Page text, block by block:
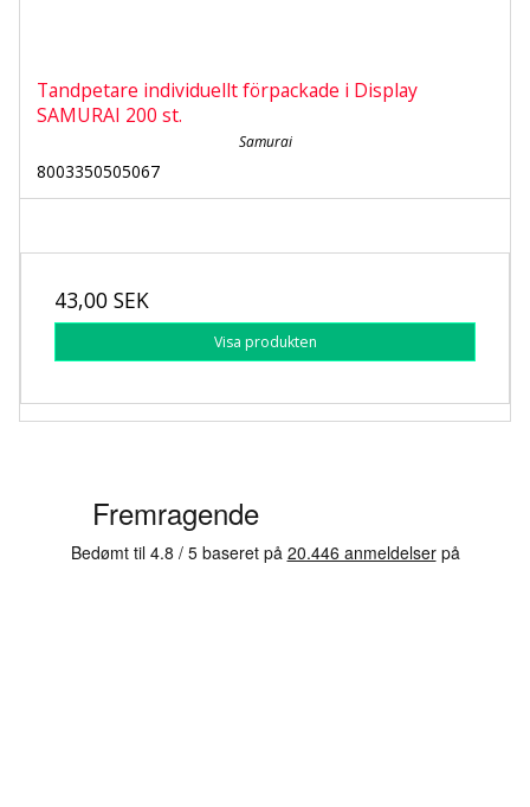
Tandpetare individuellt förpackade i Display
SAMURAI 200 st.
Samurai
8003350505067
43,00 SEK
Visa produkten